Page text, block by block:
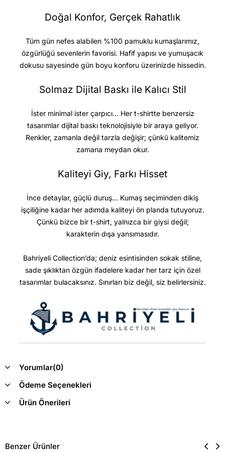
Doğal Konfor, Gerçek Rahatlık
Tüm gün nefes alabilen %100 pamuklu kumaşlarımız,
özgürlüğü sevenlerin favorisi. Hafif yapısı ve yumuşacık
dokusu sayesinde gün boyu konforu üzerinizde hissedin.
Solmaz Dijital Baskı ile Kalıcı Stil
İster minimal ister çarpıcı… Her t-shirtte benzersiz
tasarımlar dijital baskı teknolojisiyle bir araya geliyor.
Renkler, zamanla değil tarzla değişir; çünkü kalitemiz
zamana meydan okur.
Kaliteyi Giy, Farkı Hisset
İnce detaylar, güçlü duruş… Kumaş seçiminden dikiş
işçiliğine kadar her adımda kaliteyi ön planda tutuyoruz.
Çünkü bizce bir t-shirt, yalnızca bir giysi değil;
karakterin dışa yansımasıdır.
Bahriyeli Collection’da; deniz esintisinden sokak stiline,
sade şıklıktan özgün ifadelere kadar her tarz için özel
tasarımlar bulacaksınız. Sınırları biz değil, siz belirlersiniz.
Yorumlar(0)
Ödeme Seçenekleri
Ürün Önerileri
Benzer Ürünler